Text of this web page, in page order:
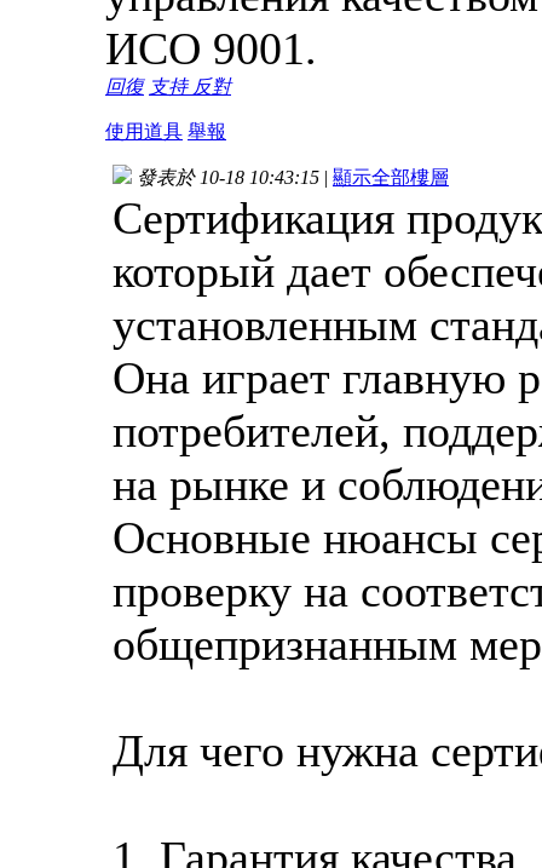
ИСО 9001.
回復 支持 反對
使用道具 舉報
發表於 10-18 10:43:15 | 顯示全部樓層
Сертификация
который дает
установленным
Она играет главную
потребителей,
на рынке и
Основные нюансы
проверку на
общепризнанным
Для чего нужна
1. Гарантия